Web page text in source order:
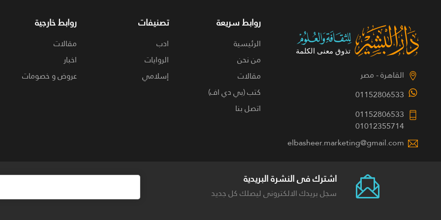
القاهرة - مصر
01152806533
01152806533
01012355714
elbasheer.marketing@gmail.com
روابط سريعة
الرئيسية
من نحن
مقالات
كتب (بي دي اف)
اتصل بنا
تصنيفات
ادب
الروايات
إسلامي
روابط خارجية
مقالات
اخبار
عروض و خصومات
اشترك فى النشرة البريدية
سجل بريدك الالكترونى ليصلك كل جديد